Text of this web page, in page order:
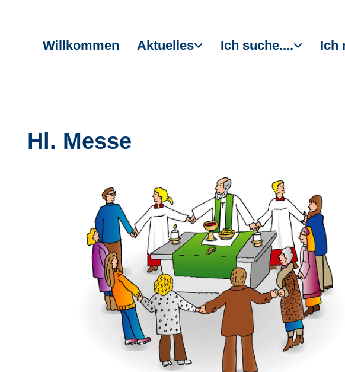
Willkommen Aktuelles Ich suche.... Ich
Hl. Messe